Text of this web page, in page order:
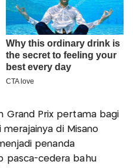
Grand Prix pertama bagi
di Misano
penanda
pasca-cedera bahu